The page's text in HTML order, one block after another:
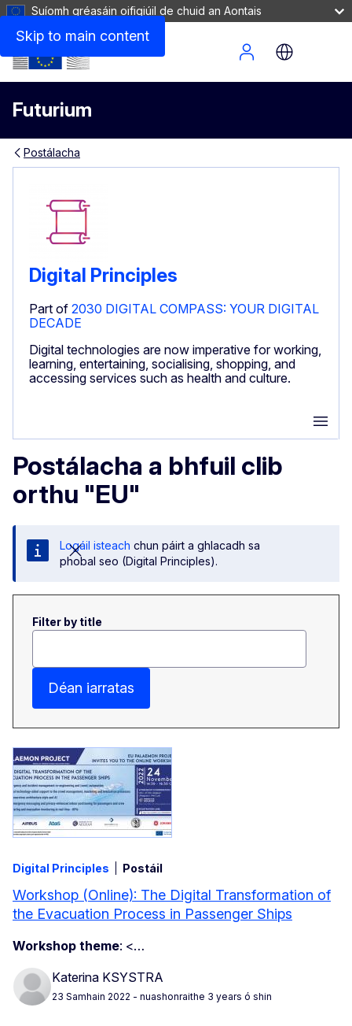
Skip to main content
Suíomh gréasáin oifigiúil de chuid an Aontais
Futurium
Site Menu
Postálacha
Digital Principles
Part of 2030 DIGITAL COMPASS: YOUR DIGITAL
DECADE
Digital technologies are now imperative for working,
learning, entertaining, socialising, shopping, and
accessing services such as health and culture.
Postálacha a bhfuil clib
orthu "EU"
Logáil isteach chun páirt a ghlacadh sa
phobal seo (Digital Principles).
Filter by title
Déan iarratas
Digital Principles Postáil
Workshop (Online): The Digital Transformation of
the Evacuation Process in Passenger Ships
Workshop theme: <…
Katerina KSYSTRA
23 Samhain 2022 - nuashonraithe 3 years ó shin